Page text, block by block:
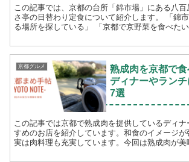
この記事では、京都の台所「錦市場」にある八百
さ亭の日替わり定食について紹介します。 「錦市場でランチを食べ
る場所を探している」 「京都で京野菜を食べたい」 という方におす
京都グルメ
熟成肉を京都で食
ディナーやラン
7選
この記事では京都で熟成肉を提供しているディ
すめのお店を紹介しています。和食のイメージが
実は肉料理も充実しています。今回は熟成肉が美
ーキが食べられるお店